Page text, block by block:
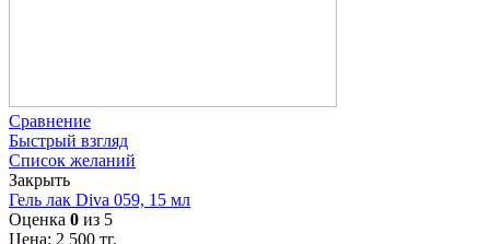
Сравнение
Быстрый взгляд
Список желаний
Закрыть
Гель лак Diva 059, 15 мл
Оценка 0 из 5
Цена: 2 500 тг.